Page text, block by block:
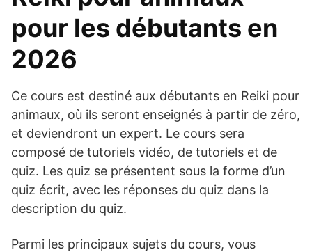
pour les débutants en
2026
Ce cours est destiné aux débutants en Reiki pour
animaux, où ils seront enseignés à partir de zéro,
et deviendront un expert. Le cours sera
composé de tutoriels vidéo, de tutoriels et de
quiz. Les quiz se présentent sous la forme d’un
quiz écrit, avec les réponses du quiz dans la
description du quiz.
Parmi les principaux sujets du cours, vous